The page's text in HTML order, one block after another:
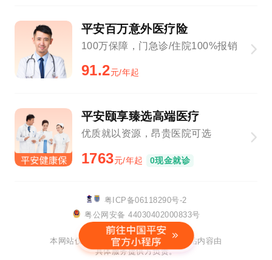
平安百万意外医疗险
100万保障，门急诊/住院100%报销
91.2元/年起
平安颐享臻选高端医疗
优质就以资源，昂贵医院可选
1763元/年起 0现金就诊
粤ICP备06118290号-2
粤公网安备 44030402000833号
该网站已支持IPv6
本网站仅提供链接服务及技术支持，网站内容由
具体服务提供方负责。